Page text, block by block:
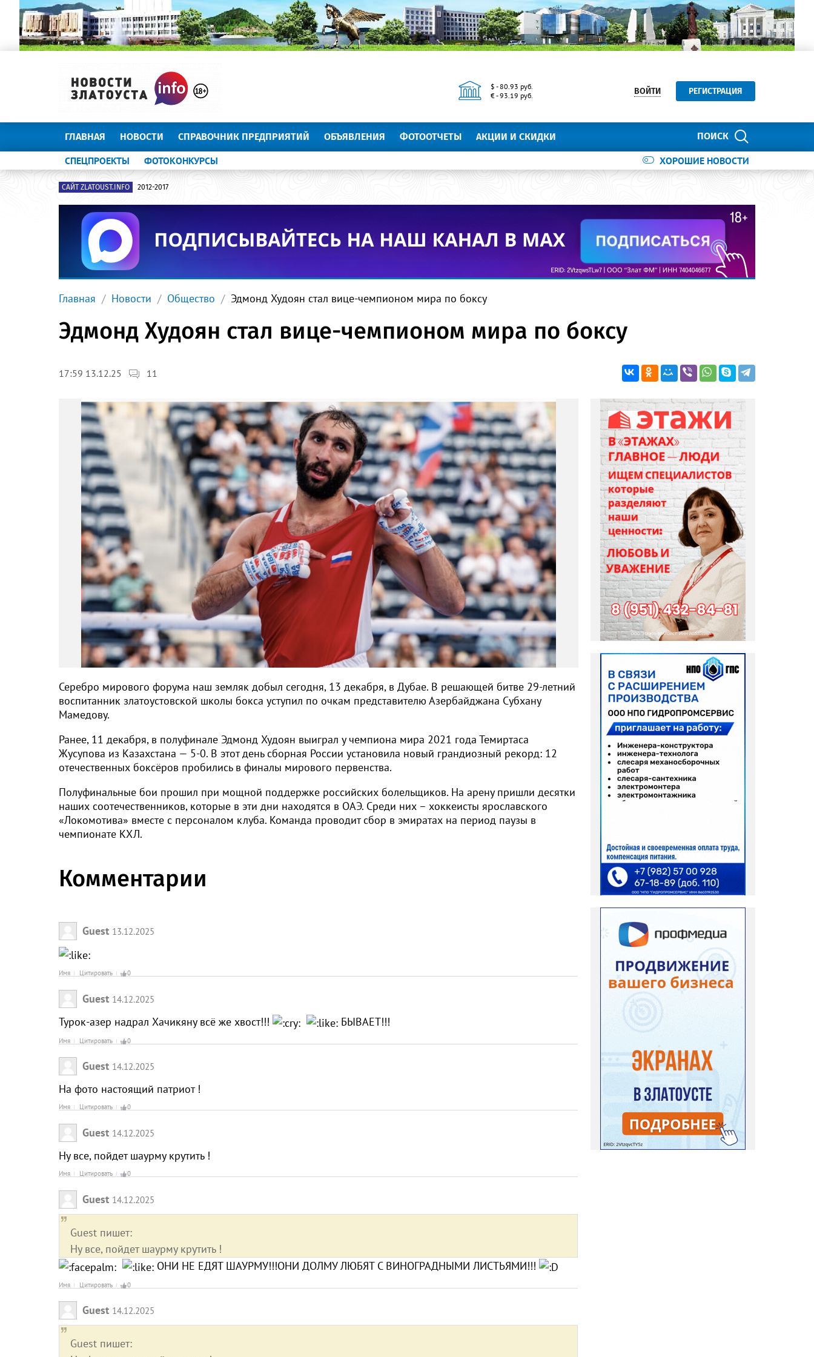
$ - 80.93 руб.
€ - 93.19 руб.
ВОЙТИ РЕГИСТРАЦИЯ
ПОИСК
ГЛАВНАЯ НОВОСТИ СПРАВОЧНИК ПРЕДПРИЯТИЙ ОБЪЯВЛЕНИЯ ФОТООТЧЕТЫ АКЦИИ И СКИДКИ
ХОРОШИЕ НОВОСТИ
СПЕЦПРОЕКТЫ ФОТОКОНКУРСЫ
САЙТ ZLATOUST.INFO 2012-2017
Главная Новости Общество Эдмонд Худоян стал вице-чемпионом мира по боксу
Эдмонд Худоян стал вице-чемпионом мира по боксу
17:59 13.12.25 11
Серебро мирового форума наш земляк добыл сегодня, 13 декабря, в Дубае. В решающей битве 29-летний
воспитанник златоустовской школы бокса уступил по очкам представителю Азербайджана Субхану
Мамедову.
Ранее, 11 декабря, в полуфинале Эдмонд Худоян выиграл у чемпиона мира 2021 года Темиртаса
Жусупова из Казахстана — 5-0. В этот день сборная России установила новый грандиозный рекорд: 12
отечественных боксёров пробились в финалы мирового первенства.
Полуфинальные бои прошил при мощной поддержке российских болельщиков. На арену пришли десятки
наших соотечественников, которые в эти дни находятся в ОАЭ. Среди них – хоккеисты ярославского
«Локомотива» вместе с персоналом клуба. Команда проводит сбор в эмиратах на период паузы в
чемпионате КХЛ.
Комментарии
Guest 13.12.2025
Имя Цитировать 0
Guest 14.12.2025
Турок-азер надрал Хачикяну всё же хвост!!! БЫВАЕТ!!!
Имя Цитировать 0
Guest 14.12.2025
На фото настоящий патриот !
Имя Цитировать 0
Guest 14.12.2025
Ну все, пойдет шаурму крутить !
Имя Цитировать 0
Guest 14.12.2025
Guest пишет:
Ну все, пойдет шаурму крутить !
ОНИ НЕ ЕДЯТ ШАУРМУ!!!ОНИ ДОЛМУ ЛЮБЯТ С ВИНОГРАДНЫМИ ЛИСТЬЯМИ!!!
Имя Цитировать 0
Guest 14.12.2025
Guest пишет: